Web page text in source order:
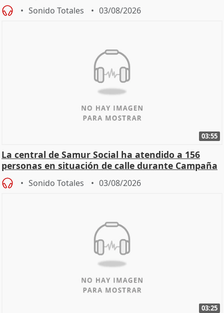
Sonido Totales 03/08/2026
03:55
La central de Samur Social ha atendido a 156
personas en situación de calle durante Campaña
de Calor
Sonido Totales 03/08/2026
03:25